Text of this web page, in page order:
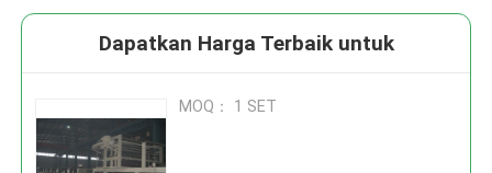
Dapatkan Harga Terbaik untuk
MOQ： 1 SET